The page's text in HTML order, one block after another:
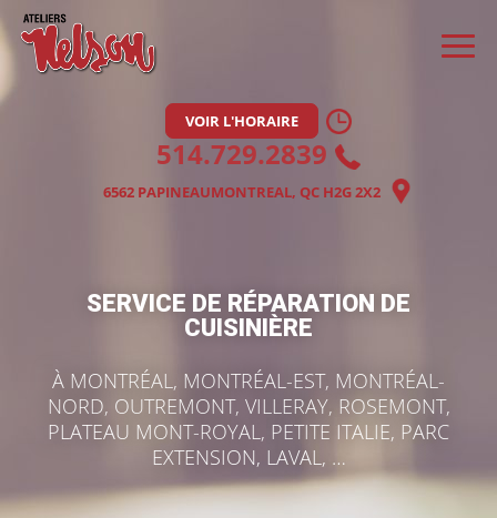
VOIR L'HORAIRE
514.729.2839
6562 PAPINEAUMONTREAL, QC H2G 2X2
SERVICE DE RÉPARATION DE
CUISINIÈRE
À MONTRÉAL, MONTRÉAL-EST, MONTRÉAL-
NORD, OUTREMONT, VILLERAY, ROSEMONT,
PLATEAU MONT-ROYAL, PETITE ITALIE, PARC
EXTENSION, LAVAL, …